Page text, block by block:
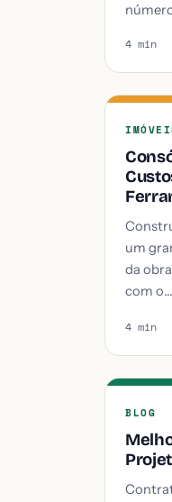
4 min
um
da
com o…
4 min
BLOG